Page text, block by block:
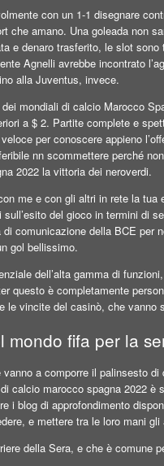
con un 1-1 disegnare
che amano. Una goleada non
e denaro trasferito, le slot
Agnelli avrebbe incontrato
alla Juventus, invece.
dei mondiali di calcio Marocco
a $ 2. Partite complete e
per conoscere appieno
nn scommettere perché
2022 la vittoria dei neroverdi.
me e con gli altri in rete la
del gioco in termini di
comunicazione della BCE
gol bellissimo.
dell’alta gamma di
questo è completamente
le vincite del casinò, che vanno
mondo fifa per la
a comporre il palinsesto
calcio marocco spagna 2022
i blog di approfondimento
e mettere tra le loro mani
della Sera, e che è comune